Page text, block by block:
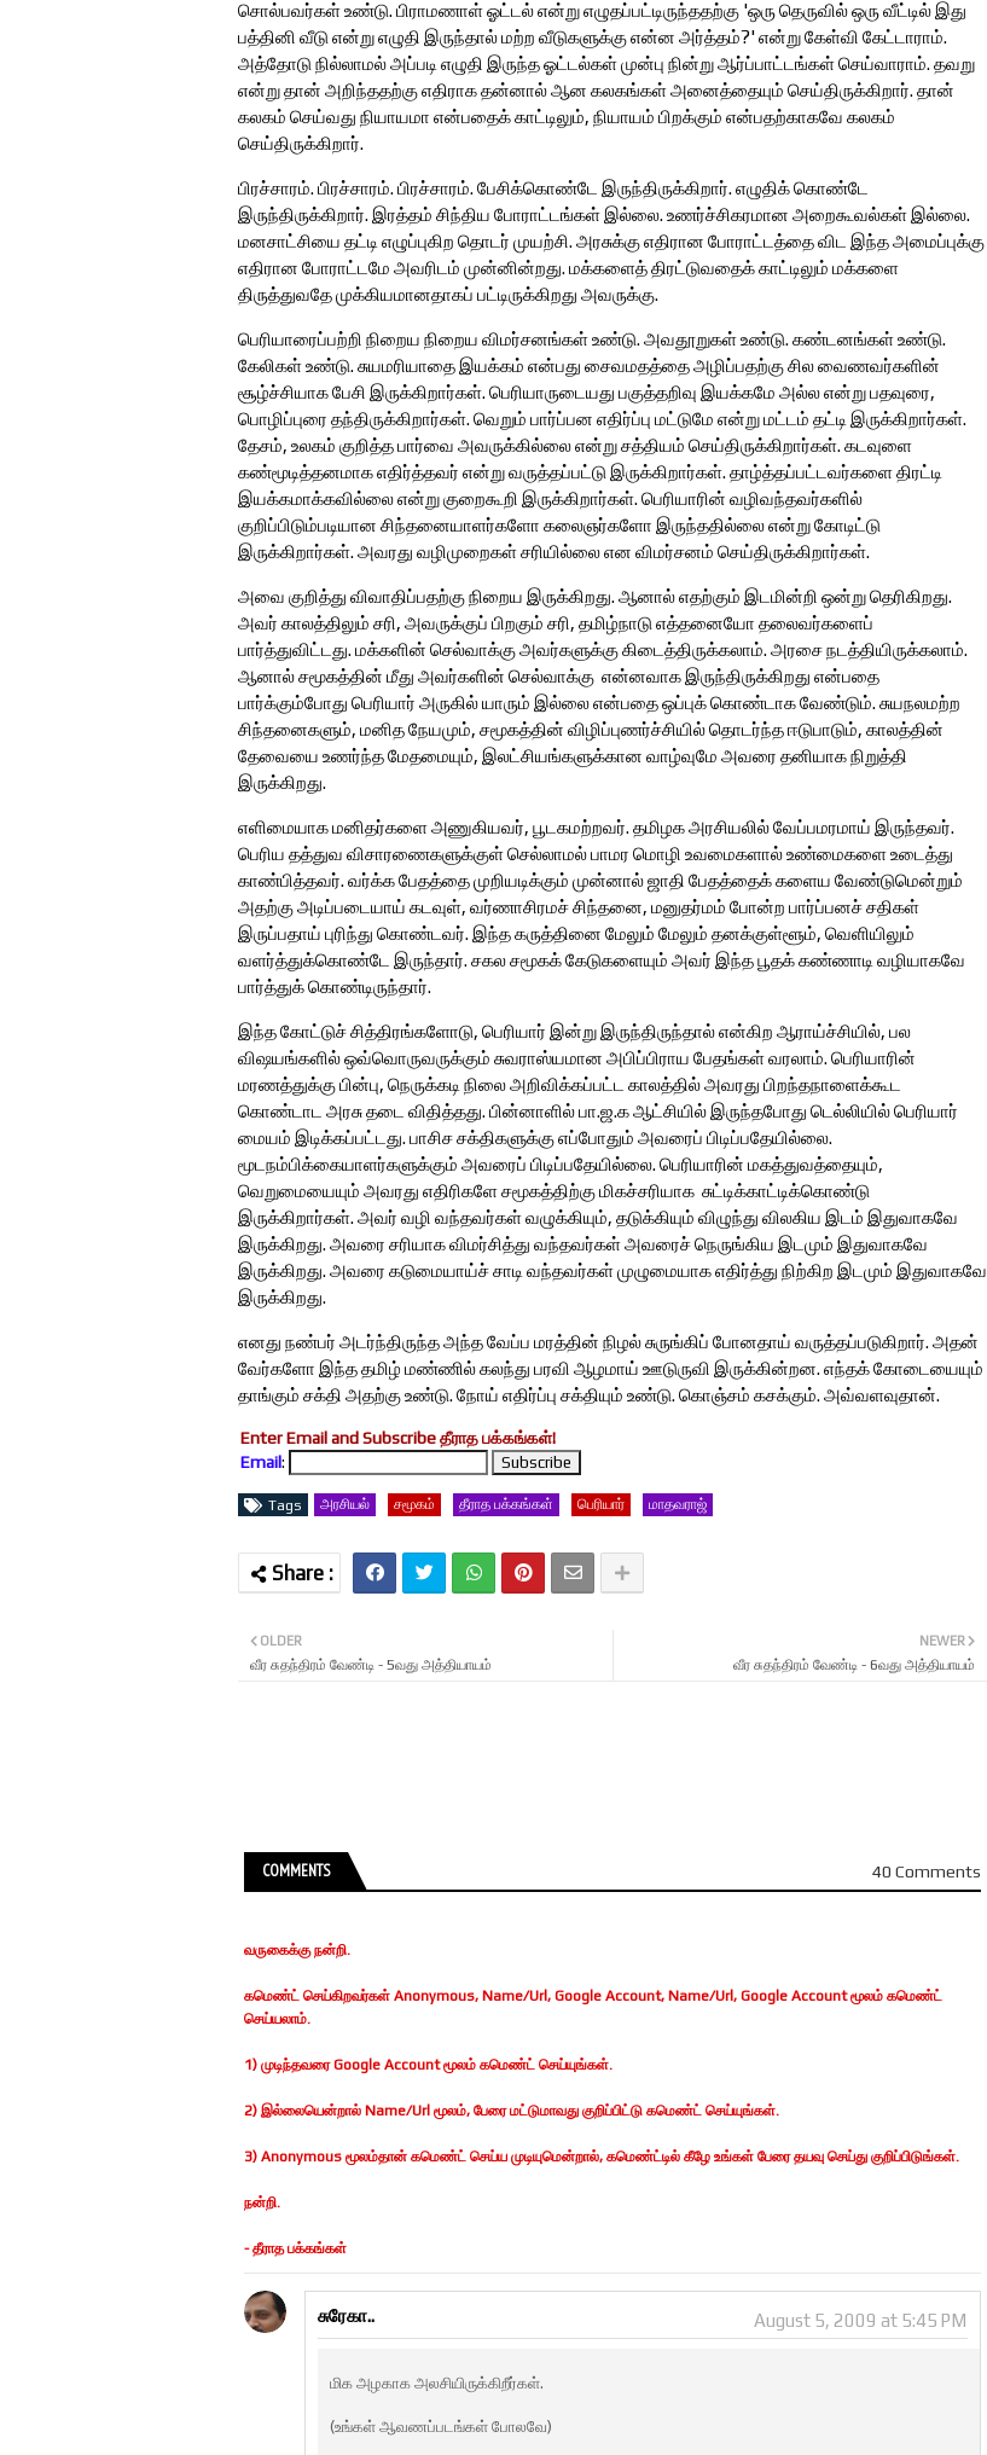
சொல்பவர்கள் உண்டு. பிராமணாள் ஓட்டல் என்று எழுதப்பட்டிருந்ததற்கு 'ஒரு தெருவில் ஒரு வீட்டில் இது
பத்தினி வீடு என்று எழுதி இருந்தால் மற்ற வீடுகளுக்கு என்ன அர்த்தம்?' என்று கேள்வி கேட்டாராம்.
அத்தோடு நில்லாமல் அப்படி எழுதி இருந்த ஓட்டல்கள் முன்பு நின்று ஆர்ப்பாட்டங்கள் செய்வாராம். தவறு
என்று தான் அறிந்ததற்கு எதிராக தன்னால் ஆன கலகங்கள் அனைத்தையும் செய்திருக்கிறார். தான்
கலகம் செய்வது நியாயமா என்பதைக் காட்டிலும், நியாயம் பிறக்கும் என்பதற்காகவே கலகம்
செய்திருக்கிறார்.
பிரச்சாரம். பிரச்சாரம். பிரச்சாரம். பேசிக்கொண்டே இருந்திருக்கிறார். எழுதிக் கொண்டே
இருந்திருக்கிறார். இரத்தம் சிந்திய போராட்டங்கள் இல்லை. உணர்ச்சிகரமான அறைகூவல்கள் இல்லை.
மனசாட்சியை தட்டி எழுப்புகிற தொடர் முயற்சி. அரசுக்கு எதிரான போராட்டத்தை விட இந்த அமைப்புக்கு
எதிரான போராட்டமே அவரிடம் முன்னின்றது. மக்களைத் திரட்டுவதைக் காட்டிலும் மக்களை
திருத்துவதே முக்கியமானதாகப் பட்டிருக்கிறது அவருக்கு.
பெரியாரைப்பற்றி நிறைய நிறைய விமர்சனங்கள் உண்டு. அவதூறுகள் உண்டு. கண்டனங்கள் உண்டு.
கேலிகள் உண்டு. சுயமரியாதை இயக்கம் என்பது சைவமதத்தை அழிப்பதற்கு சில வைணவர்களின்
சூழ்ச்சியாக பேசி இருக்கிறார்கள். பெரியாருடையது பகுத்தறிவு இயக்கமே அல்ல என்று பதவுரை,
பொழிப்புரை தந்திருக்கிறார்கள். வெறும் பார்ப்பன எதிர்ப்பு மட்டுமே என்று மட்டம் தட்டி இருக்கிறார்கள்.
தேசம், உலகம் குறித்த பார்வை அவருக்கில்லை என்று சத்தியம் செய்திருக்கிறார்கள். கடவுளை
கண்மூடித்தனமாக எதிர்த்தவர் என்று வருத்தப்பட்டு இருக்கிறார்கள். தாழ்த்தப்பட்டவர்களை திரட்டி
இயக்கமாக்கவில்லை என்று குறைகூறி இருக்கிறார்கள். பெரியாரின் வழிவந்தவர்களில்
குறிப்பிடும்படியான சிந்தனையாளர்களோ கலைஞர்களோ இருந்ததில்லை என்று கோடிட்டு
இருக்கிறார்கள். அவரது வழிமுறைகள் சரியில்லை என விமர்சனம் செய்திருக்கிறார்கள்.
அவை குறித்து விவாதிப்பதற்கு நிறைய இருக்கிறது. ஆனால் எதற்கும் இடமின்றி ஒன்று தெரிகிறது.
அவர் காலத்திலும் சரி, அவருக்குப் பிறகும் சரி, தமிழ்நாடு எத்தனையோ தலைவர்களைப்
பார்த்துவிட்டது. மக்களின் செல்வாக்கு அவர்களுக்கு கிடைத்திருக்கலாம். அரசை நடத்தியிருக்கலாம்.
ஆனால் சமூகத்தின் மீது அவர்களின் செல்வாக்கு என்னவாக இருந்திருக்கிறது என்பதை
பார்க்கும்போது பெரியார் அருகில் யாரும் இல்லை என்பதை ஒப்புக் கொண்டாக வேண்டும். சுயநலமற்ற
சிந்தனைகளும், மனித நேயமும், சமூகத்தின் விழிப்புணர்ச்சியில் தொடர்ந்த ஈடுபாடும், காலத்தின்
தேவையை உணர்ந்த மேதமையும், இலட்சியங்களுக்கான வாழ்வுமே அவரை தனியாக நிறுத்தி
இருக்கிறது.
எளிமையாக மனிதர்களை அணுகியவர், பூடகமற்றவர். தமிழக அரசியலில் வேப்பமரமாய் இருந்தவர்.
பெரிய தத்துவ விசாரணைகளுக்குள் செல்லாமல் பாமர மொழி உவமைகளால் உண்மைகளை உடைத்து
காண்பித்தவர். வர்க்க பேதத்தை முறியடிக்கும் முன்னால் ஜாதி பேதத்தைக் களைய வேண்டுமென்றும்
அதற்கு அடிப்படையாய் கடவுள், வர்ணாசிரமச் சிந்தனை, மனுதர்மம் போன்ற பார்ப்பனச் சதிகள்
இருப்பதாய் புரிந்து கொண்டவர். இந்த கருத்தினை மேலும் மேலும் தனக்குள்ளூம், வெளியிலும்
வளர்த்துக்கொண்டே இருந்தார். சகல சமூகக் கேடுகளையும் அவர் இந்த பூதக் கண்ணாடி வழியாகவே
பார்த்துக் கொண்டிருந்தார்.
இந்த கோட்டுச் சித்திரங்களோடு, பெரியார் இன்று இருந்திருந்தால் என்கிற ஆராய்ச்சியில், பல
விஷயங்களில் ஒவ்வொருவருக்கும் சுவராஸ்யமான அபிப்பிராய பேதங்கள் வரலாம். பெரியாரின்
மரணத்துக்கு பின்பு, நெருக்கடி நிலை அறிவிக்கப்பட்ட காலத்தில் அவரது பிறந்தநாளைக்கூட
கொண்டாட அரசு தடை விதித்தது. பின்னாளில் பா.ஜ.க ஆட்சியில் இருந்தபோது டெல்லியில் பெரியார்
மையம் இடிக்கப்பட்டது. பாசிச சக்திகளுக்கு எப்போதும் அவரைப் பிடிப்பதேயில்லை.
மூடநம்பிக்கையாளர்களுக்கும் அவரைப் பிடிப்பதேயில்லை. பெரியாரின் மகத்துவத்தையும்,
வெறுமையையும் அவரது எதிரிகளே சமூகத்திற்கு மிகச்சரியாக சுட்டிக்காட்டிக்கொண்டு
இருக்கிறார்கள். அவர் வழி வந்தவர்கள் வழுக்கியும், தடுக்கியும் விழுந்து விலகிய இடம் இதுவாகவே
இருக்கிறது. அவரை சரியாக விமர்சித்து வந்தவர்கள் அவரைச் நெருங்கிய இடமும் இதுவாகவே
இருக்கிறது. அவரை கடுமையாய்ச் சாடி வந்தவர்கள் முழுமையாக எதிர்த்து நிற்கிற இடமும் இதுவாகவே
இருக்கிறது.
எனது நண்பர் அடர்ந்திருந்த அந்த வேப்ப மரத்தின் நிழல் சுருங்கிப் போனதாய் வருத்தப்படுகிறார். அதன்
வேர்களோ இந்த தமிழ் மண்ணில் கலந்து பரவி ஆழமாய் ஊடுருவி இருக்கின்றன. எந்தக் கோடையையும்
தாங்கும் சக்தி அதற்கு உண்டு. நோய் எதிர்ப்பு சக்தியும் உண்டு. கொஞ்சம் கசக்கும். அவ்வளவுதான்.
Enter Email and Subscribe தீராத பக்கங்கள்!
Email:
Tags அரசியல் சமூகம் தீராத பக்கங்கள் பெரியார் மாதவராஜ்
NEWER
வீர சுதந்திரம் வேண்டி - 6வது அத்தியாயம்
OLDER
வீர சுதந்திரம் வேண்டி - 5வது அத்தியாயம்
COMMENTS 40 Comments
வருகைக்கு நன்றி.
கமெண்ட் செய்கிறவர்கள் Anonymous, Name/Url, Google Account, Name/Url, Google Account மூலம் கமெண்ட்
செய்யலாம்.
1) முடிந்தவரை Google Account மூலம் கமெண்ட் செய்யுங்கள்.
2) இல்லையென்றால் Name/Url மூலம், பேரை மட்டுமாவது குறிப்பிட்டு கமெண்ட் செய்யுங்கள்.
3) Anonymous மூலம்தான் கமெண்ட் செய்ய முடியுமென்றால், கமெண்ட்டில் கீழே உங்கள் பேரை தயவு செய்து குறிப்பிடுங்கள்.
நன்றி.
- தீராத பக்கங்கள்
சுரேகா.. August 5, 2009 at 5:45 PM
மிக அழகாக அலசியிருக்கிறீர்கள்.
(உங்கள் ஆவணப்படங்கள் போலவே)